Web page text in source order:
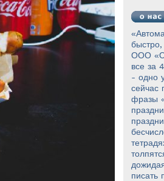
ООО
все за
- одно
сейчас
фразы
писать